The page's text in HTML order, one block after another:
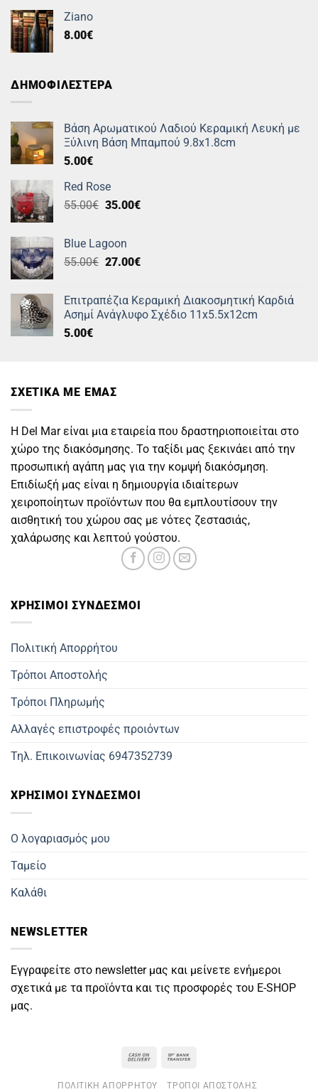
Ziano
8.00€
ΔΗΜΟΦΙΛΕΣΤΕΡΑ
Βάση Αρωματικού Λαδιού Κεραμική Λευκή με
Ξύλινη Βάση Μπαμπού 9.8x1.8cm
5.00€
Red Rose
55.00€ Original
55.00€.
35.00€Η
35.00€.
Blue Lagoon
55.00€ Original
was:
55.00€.
27.00€Η
είναι:
27.00€.
Επιτραπέζια Κεραμική Διακοσμητική Καρδιά
Ασημί Ανάγλυφο Σχέδιο 11x5.5x12cm
5.00€
ΣΧΕΤΙΚΑ ΜΕ ΕΜΑΣ
Η Del Mar είναι μια εταιρεία που δραστηριοποιείται στο
χώρο της διακόσμησης. Το ταξίδι μας ξεκινάει από την
προσωπική αγάπη μας για την κομψή διακόσμηση.
Επιδίωξή μας είναι η δημιουργία ιδιαίτερων
χειροποίητων προϊόντων που θα εμπλουτίσουν την
αισθητική του χώρου σας με νότες ζεστασιάς,
χαλάρωσης και λεπτού γούστου.
ΧΡΗΣΙΜOΙ ΣΥΝΔΕΣΜΟΙ
Πολιτική Απορρήτου
Τρόποι Αποστολής
Τρόποι Πληρωμής
Αλλαγές επιστροφές προιόντων
Τηλ. Επικοινωνίας 6947352739
ΧΡΗΣΙΜΟΙ ΣΥΝΔΕΣΜΟΙ
Ο λογαριασμός μου
Ταμείο
Καλάθι
NEWSLETTER
Εγγραφείτε στο newsletter μας και μείνετε ενήμεροι
σχετικά με τα προϊόντα και τις προσφορές του E-SHOP
μας.
Cash
Delivery
ΠΟΛΙΤΙΚΉ ΑΠΟΡΡΉΤΟΥ
ΤΡΌΠΟΙ ΑΠΟΣΤΟΛΉΣ